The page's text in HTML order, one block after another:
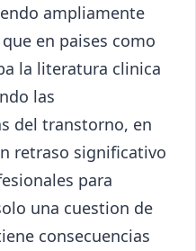
ampliamente
en paises como
la literatura clinica
las
del transtorno, en
retraso significativo
para
una cuestion de
consecuencias